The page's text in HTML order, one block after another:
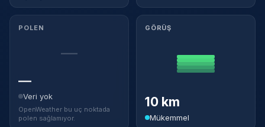
POLEN
—
—
Veri yok
OpenWeather bu uç noktada
polen sağlamıyor.
GÖRÜŞ
10 km
Mükemmel